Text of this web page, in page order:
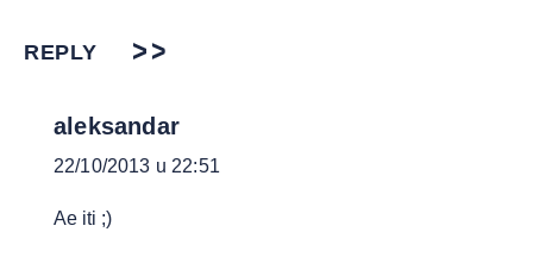
REPLY
aleksandar
22/10/2013 u 22:51
Ae iti ;)